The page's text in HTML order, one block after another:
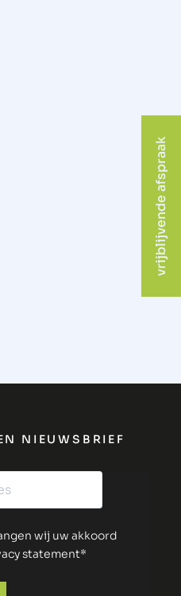
vrijblijvende afspraak
NIEUWSBRIEF
wij uw akkoord
statement*